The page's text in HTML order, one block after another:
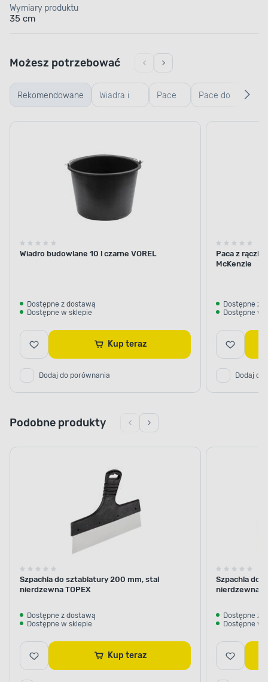
Wymiary produktu
35 cm
Rekomendowane Wiadra i
kastry
Pace
zębate
Pace do
gładzi,
Możesz potrzebować
Wiadro budowlane 10 l czarne VOREL
Dostępne z dostawą
Dostępne w sklepie
Kup teraz
Dodaj do porównania
Paca z
McKenzie
Dostępne z
Dostępne w
Dodaj do
Podobne produkty
Szpachla do sztablatury 200 mm, stal
nierdzewna TOPEX
Dostępne z dostawą
Dostępne w sklepie
Kup teraz
Szpachla do
nierdzewna
Dostępne z
Dostępne w